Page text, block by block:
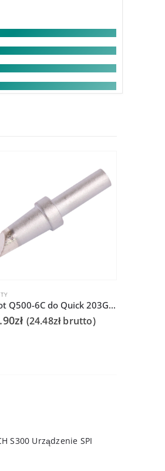
Grot Q500-6C do Quick 203G/TS2300
zł (24.48złbrutto)
S300 Urządzenie SPI